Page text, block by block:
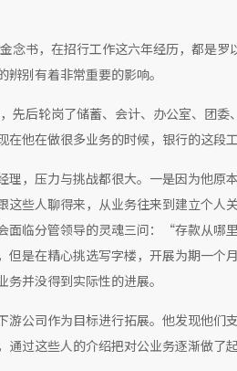
念书，在招行工作这六年经历，都是
别有着非常重要的影响。
先后轮岗了储蓄、会计、办公室、团
他在做很多业务的时候，银行的这段
，压力与挑战都很大。一是因为他原
些人聊得来，从业务往来到建立个人
面临分管领导的灵魂三问：“存款从哪
是在精心挑选写字楼，开展为期一个
并没得到实际性的进展。
公司作为目标进行拓展。他发现他们
过这些人的介绍把对公业务逐渐做了